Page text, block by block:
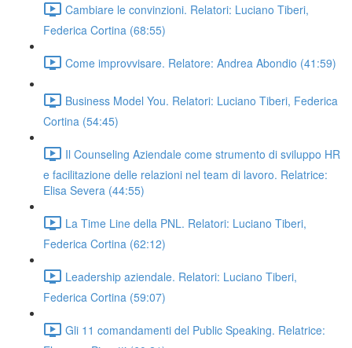
Cambiare le convinzioni. Relatori: Luciano Tiberi,
Federica Cortina (68:55)
Come improvvisare. Relatore: Andrea Abondio (41:59)
Business Model You. Relatori: Luciano Tiberi, Federica
Cortina (54:45)
Il Counseling Aziendale come strumento di sviluppo HR
e facilitazione delle relazioni nel team di lavoro. Relatrice:
Elisa Severa (44:55)
La Time Line della PNL. Relatori: Luciano Tiberi,
Federica Cortina (62:12)
Leadership aziendale. Relatori: Luciano Tiberi,
Federica Cortina (59:07)
Gli 11 comandamenti del Public Speaking. Relatrice: